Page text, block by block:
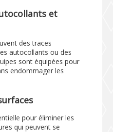
et
des traces
autocollants ou des
sont équipées pour
endommager les
pour éliminer les
qui peuvent se